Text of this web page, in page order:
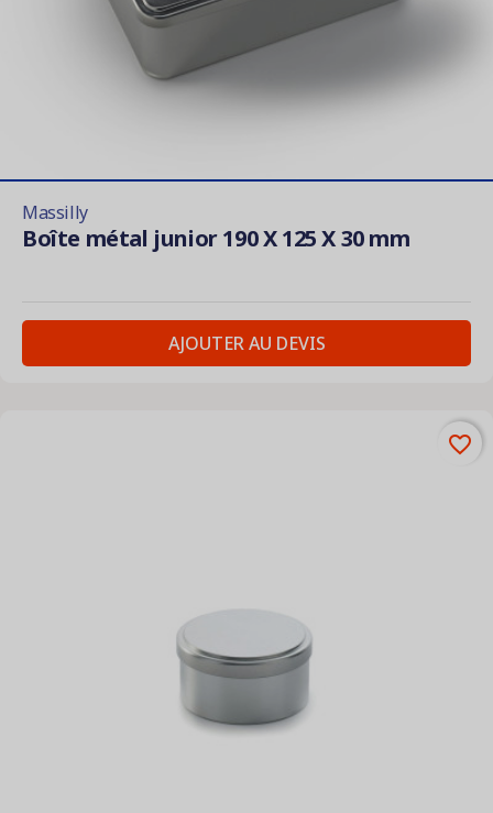
Massilly
Boîte métal junior 190 X 125 X 30 mm
AJOUTER AU DEVIS
favorite_border